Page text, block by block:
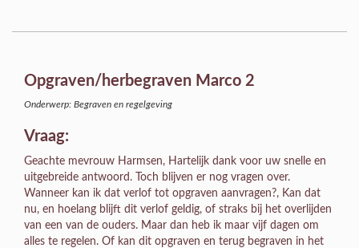
Opgraven/herbegraven Marco 2
Onderwerp: Begraven en regelgeving
Vraag:
Geachte mevrouw Harmsen, Hartelijk dank voor uw snelle en
uitgebreide antwoord. Toch blijven er nog vragen over.
Wanneer kan ik dat verlof tot opgraven aanvragen?, Kan dat
nu, en hoelang blijft dit verlof geldig, of straks bij het overlijden
van een van de ouders. Maar dan heb ik maar vijf dagen om
alles te regelen. Of kan dit opgraven en terug begraven in het